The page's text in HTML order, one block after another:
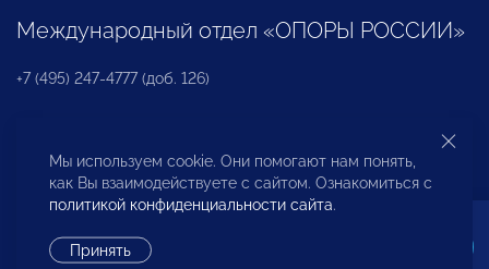
Международный отдел «ОПОРЫ РОССИИ»
+7 (495) 247-4777 (доб. 126)
Бюро по защите прав предпринимателей и
инвесторов
Мы используем cookie. Они помогают нам понять,
как Вы взаимодействуете с сайтом. Ознакомиться с
политикой конфиденциальности сайта.
Принять